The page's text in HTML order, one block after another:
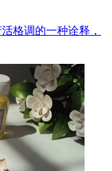
格调的一种诠释，